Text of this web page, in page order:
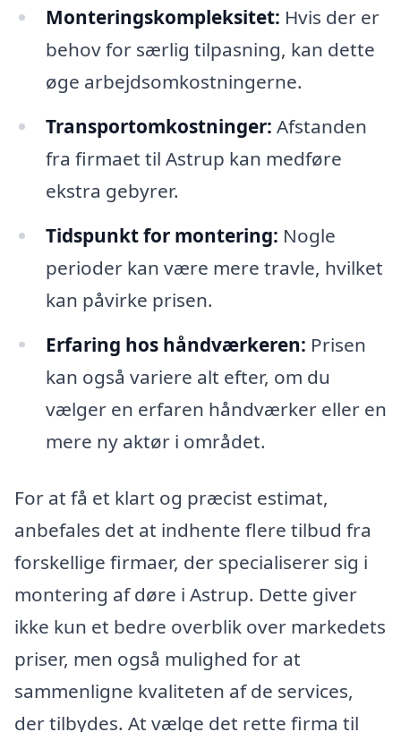
Monteringskompleksitet: Hvis der er
behov for særlig tilpasning, kan dette
øge arbejdsomkostningerne.
Transportomkostninger: Afstanden
fra firmaet til Astrup kan medføre
ekstra gebyrer.
Tidspunkt for montering: Nogle
perioder kan være mere travle, hvilket
kan påvirke prisen.
Erfaring hos håndværkeren: Prisen
kan også variere alt efter, om du
vælger en erfaren håndværker eller en
mere ny aktør i området.
For at få et klart og præcist estimat,
anbefales det at indhente flere tilbud fra
forskellige firmaer, der specialiserer sig i
montering af døre i Astrup. Dette giver
ikke kun et bedre overblik over markedets
priser, men også mulighed for at
sammenligne kvaliteten af de services,
der tilbydes. At vælge det rette firma til